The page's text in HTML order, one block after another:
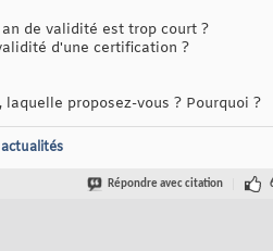
de validité est trop court ?
d'une certification ?
proposez-vous ? Pourquoi ?
actualités
Répondre avec citation